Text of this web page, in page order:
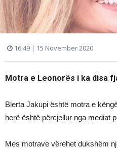
16:49 | 15 November 2020
Motra e Leonorës i ka disa
Blerta Jakupi është motra e
herë është përcjellur nga mediat
Mes motrave vërehet dukshëm